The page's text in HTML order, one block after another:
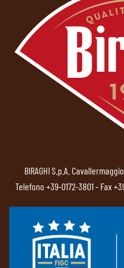
BIRAGHI S.p.A.
Telefono +39-0172-3801- Fax